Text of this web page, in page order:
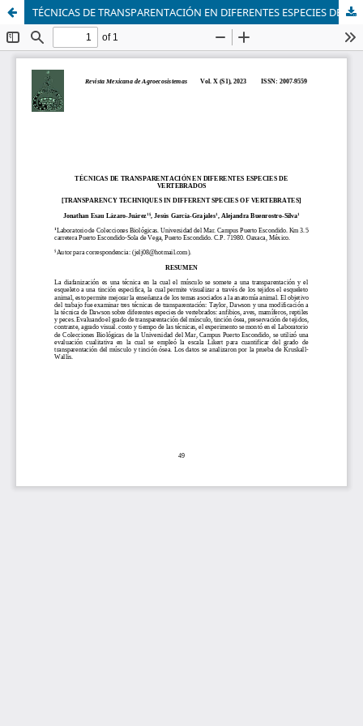
TÉCNICAS DE TRANSPARENTACIÓN EN DIFERENTES ESPECIES DE VERTEBRADOS